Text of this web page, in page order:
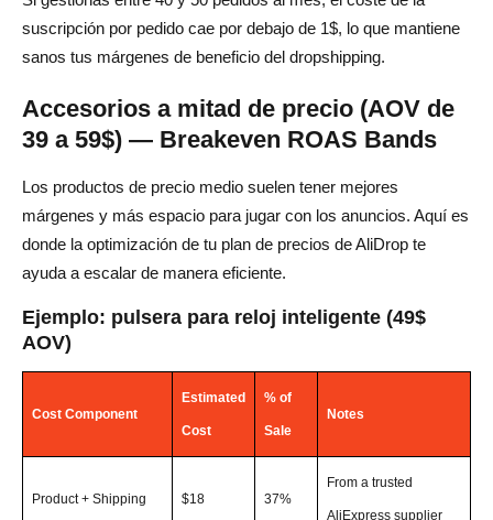
suscripción por pedido cae por debajo de 1$, lo que mantiene
sanos tus márgenes de beneficio del dropshipping.
Accesorios a mitad de precio (AOV de
39 a 59$) — Breakeven ROAS Bands
Los productos de precio medio suelen tener mejores
márgenes y más espacio para jugar con los anuncios. Aquí es
donde la optimización de tu plan de precios de AliDrop te
ayuda a escalar de manera eficiente.
Ejemplo: pulsera para reloj inteligente (49$
AOV)
Cost Component
Estimated
Cost
% of
Sale
Notes
Product + Shipping $18 37%
From a trusted
AliExpress supplier